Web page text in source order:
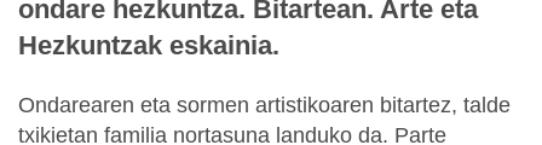
ondare hezkuntza. Bitartean. Arte eta
Hezkuntzak eskainia.
Ondarearen eta sormen artistikoaren bitartez, talde
txikietan familia nortasuna landuko da. Parte